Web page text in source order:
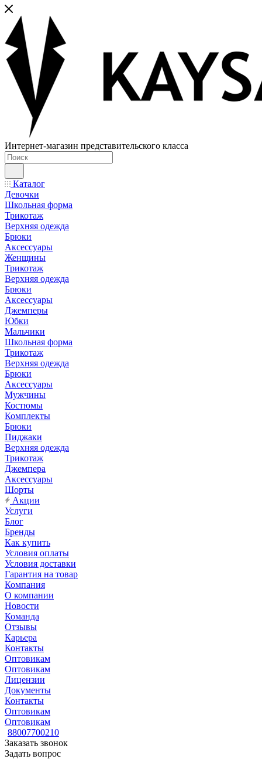
Интернет-магазин представительского класса
Каталог
Девочки
Школьная форма
Трикотаж
Верхняя одежда
Брюки
Аксессуары
Женщины
Трикотаж
Верхняя одежда
Брюки
Аксессуары
Джемперы
Юбки
Мальчики
Школьная форма
Трикотаж
Верхняя одежда
Брюки
Аксессуары
Мужчины
Костюмы
Комплекты
Брюки
Пиджаки
Верхняя одежда
Трикотаж
Джемпера
Аксессуары
Шорты
Акции
Услуги
Блог
Бренды
Как купить
Условия оплаты
Условия доставки
Гарантия на товар
Компания
О компании
Новости
Команда
Отзывы
Карьера
Контакты
Оптовикам
Оптовикам
Лицензии
Документы
Контакты
Оптовикам
Оптовикам
88007700210
Заказать звонок
Задать вопрос